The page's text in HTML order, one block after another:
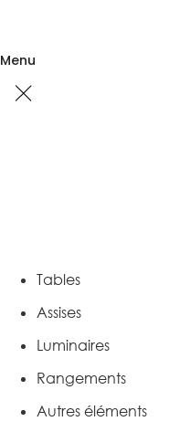
contenu
Menu
Tables
Assises
Luminaires
Rangements
Autres éléments